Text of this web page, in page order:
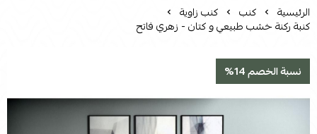
الرئيسية كنب كنب زاوية
كنبة ركنة خشب طبيعي و كتان - زهري فاتح
نسبة الخصم 14%